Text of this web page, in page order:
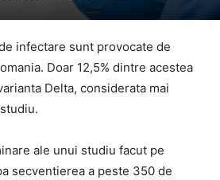
infectare sunt provocate de
Doar 12,5% dintre acestea
Delta, considerata mai
ale unui studiu facut pe
secventierea a peste 350 de